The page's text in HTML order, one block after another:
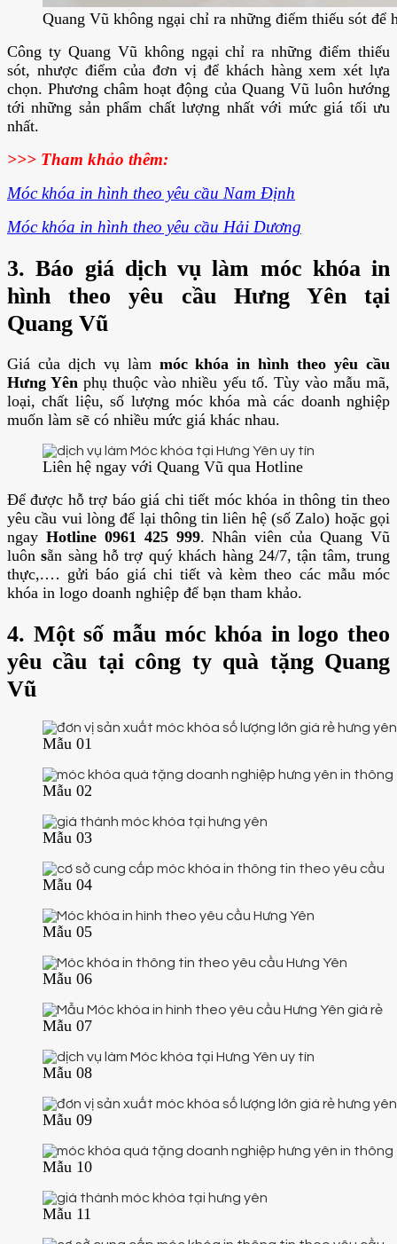
Quang Vũ không ngại chỉ ra những điểm thiếu sót để
Công ty Quang Vũ không ngại chỉ ra những điểm thiếu
sót, nhược điểm của đơn vị để khách hàng xem xét lựa
chọn. Phương châm hoạt động của Quang Vũ luôn hướng
tới những sản phẩm chất lượng nhất với mức giá tối ưu
nhất.
>>> Tham khảo thêm:
Móc khóa in hình theo yêu cầu Nam Định
Móc khóa in hình theo yêu cầu Hải Dương
3. Báo giá dịch vụ làm móc khóa in
hình theo yêu cầu Hưng Yên tại
Quang Vũ
Giá của dịch vụ làmmóc khóa in hình theo yêu cầu
Hưng Yênphụ thuộc vào nhiều yếu tố. Tùy vào mẫu mã,
loại, chất liệu, số lượng móc khóa mà các doanh nghiệp
muốn làm sẽ có nhiều mức giá khác nhau.
Liên hệ ngay với Quang Vũ qua Hotline
Để được hỗ trợ báo giá chi tiết móc khóa in thông tin theo
yêu cầu vui lòng để lại thông tin liên hệ (số Zalo) hoặc gọi
ngay Hotline 0961 425 999. Nhân viên của Quang Vũ
luôn sẵn sàng hỗ trợ quý khách hàng 24/7, tận tâm, trung
thực,.… gửi báo giá chi tiết và kèm theo các mẫu móc
khóa in logo doanh nghiệp để bạn tham khảo.
4. Một số mẫu móc khóa in logo theo
yêu cầu tại công ty quà tặng Quang
Vũ
Mẫu 01
Mẫu 02
Mẫu 03
Mẫu 04
Mẫu 05
Mẫu 06
Mẫu 07
Mẫu 08
Mẫu 09
Mẫu 10
Mẫu 11